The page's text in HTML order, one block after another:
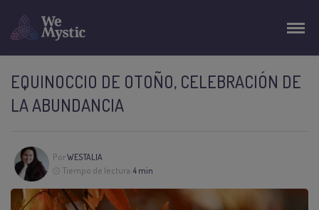
EQUINOCCIO DE OTOÑO, CELEBRACIÓN DE
LA ABUNDANCIA
PorWESTALIA
Tiempo de lectura:4 min